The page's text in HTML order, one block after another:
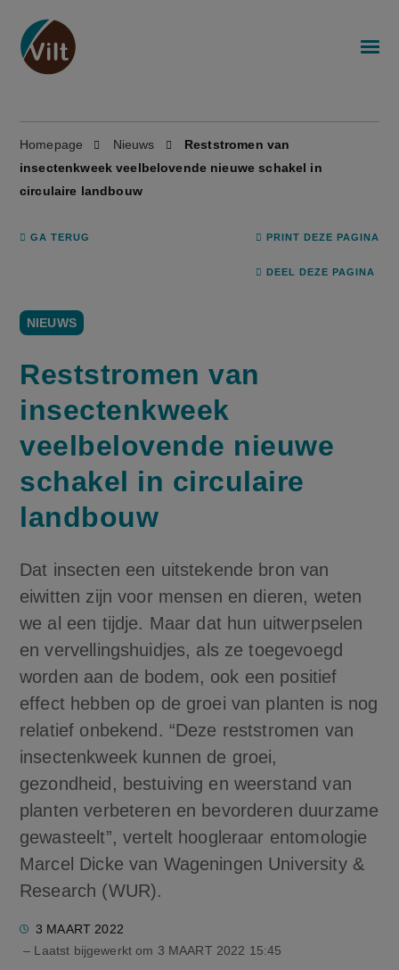
Homepage Nieuws
Reststromen van
insectenkweek veelbelovende nieuwe schakel in
circulaire landbouw
GA TERUG PRINT DEZE PAGINA
DEEL DEZE PAGINA
NIEUWS
Reststromen van
insectenkweek
veelbelovende nieuwe
schakel in circulaire
landbouw
Dat insecten een uitstekende bron van
eiwitten zijn voor mensen en dieren, weten
we al een tijdje. Maar dat hun uitwerpselen
en vervellingshuidjes, als ze toegevoegd
worden aan de bodem, ook een positief
effect hebben op de groei van planten is nog
relatief onbekend. “Deze reststromen van
insectenkweek kunnen de groei,
gezondheid, bestuiving en weerstand van
planten verbeteren en bevorderen duurzame
gewasteelt”, vertelt hoogleraar entomologie
Marcel Dicke van Wageningen University &
Research (WUR).
3 MAART 2022
– Laatst bijgewerkt om 3 MAART 2022 15:45